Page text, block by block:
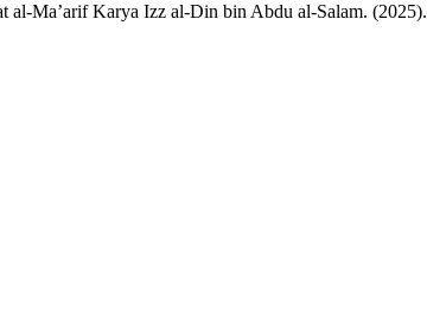
al-Ma’arif Karya Izz al-Din bin Abdu al-Salam. (2025).